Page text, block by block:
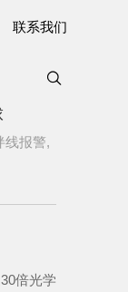
联系我们
线报警,
倍光学